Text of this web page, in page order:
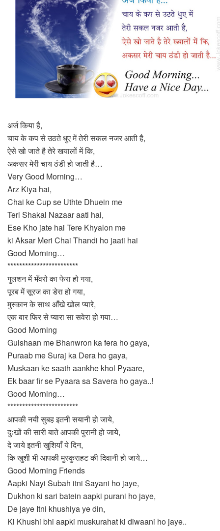
अर्ज किया है,
चाय के कप से उठते धुए में तेरी सकल नजर आती है,
ऐसे खो जाते है तेरे खयालों में कि,
अकसर मेरी चाय ठंडी हो जाती है…
Very Good Morning…
Arz Kiya hai,
Chai ke Cup se Uthte Dhuein me
Teri Shakal Nazaar aati hai,
Ese Kho jate hai Tere Khyalon me
ki Aksar Meri Chai Thandi ho jaati hai
Good Morning…
************************
गुलशन में भँवरो का फेरा हो गया,
पूरब में सूरज का डेरा हो गया,
मुस्कान के साथ आँखे खोल प्यारे,
एक बार फिर से प्यारा सा सवेरा हो गया…
Good Morning
Gulshaan me Bhanwron ka fera ho gaya,
Puraab me Suraj ka Dera ho gaya,
Muskaan ke saath aankhe khol Pyaare,
Ek baar fir se Pyaara sa Savera ho gaya..!
Good Morning…
************************
आपकी नयी सुबह इतनी सयानी हो जाये,
दुःखों की सारी बाते आपकी पुरानी हो जाये,
दे जाये इतनी खुशियाँ ये दिन,
कि खुशी भी आपकी मुस्कुराहट की दिवानी हो जाये…
Good Morning Friends
Aapki Nayi Subah itni Sayani ho jaye,
Dukhon ki sari batein aapki purani ho jaye,
De jaye Itni khushiya ye din,
Ki Khushi bhi aapki muskurahat ki diwaani ho jaye..